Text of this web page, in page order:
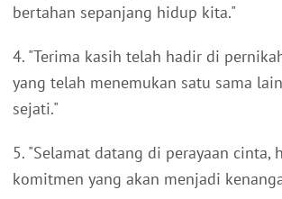
bertahan sepanjang hidup kita."
4. "Terima kasih telah hadir di
yang telah menemukan satu sama
sejati."
5. "Selamat datang di perayaan cinta,
komitmen yang akan menjadi